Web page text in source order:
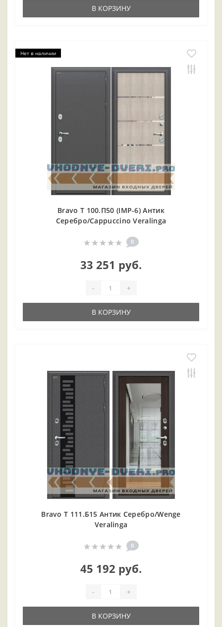
В КОРЗИНУ
Нет в наличии
Bravo T 100.П50 (IMP-6) Антик
Серебро/Cappuccino Veralinga
0
33 251 руб.
- +
В КОРЗИНУ
Bravo T 111.Б15 Антик Серебро/Wenge
Veralinga
0
45 192 руб.
- +
В КОРЗИНУ